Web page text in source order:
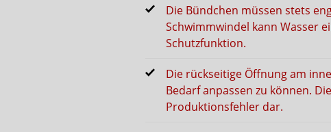
Die Bündchen müssen stets
Schwimmwindel kann Wasser
Schutzfunktion.
Die rückseitige Öffnung am
Bedarf anpassen zu können.
Produktionsfehler dar.